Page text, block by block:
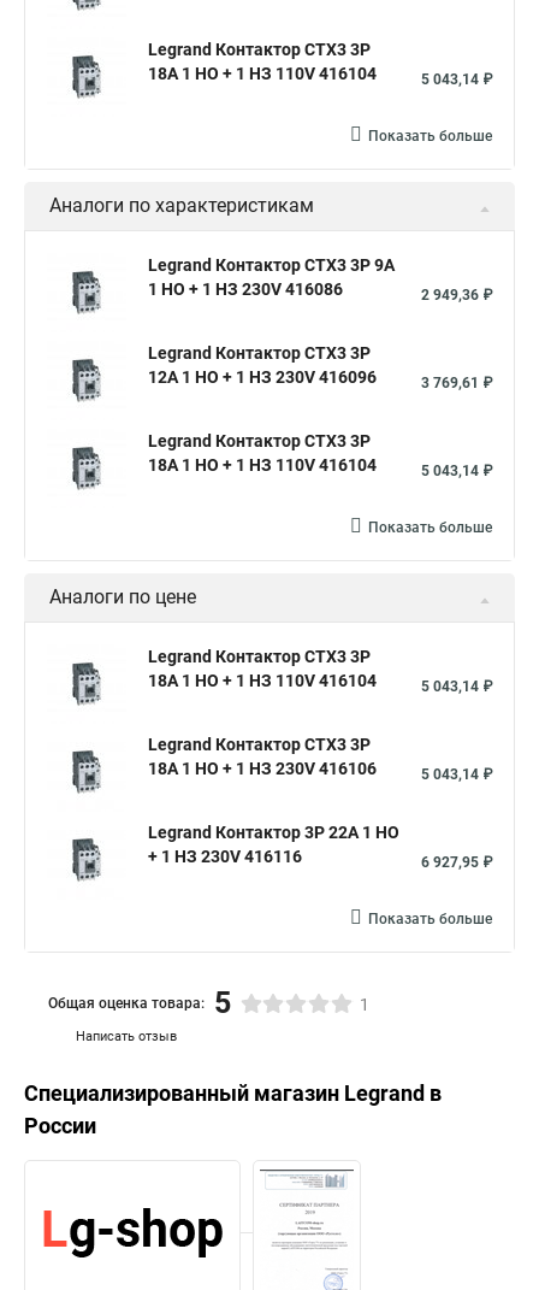
Legrand Контактор CTX3 3P
18A 1 НО + 1 НЗ 110V 416104
5 043,14 ₽
Показать больше
Аналоги по характеристикам
Legrand Контактор CTX3 3P 9A
1 НО + 1 НЗ 230V 416086
2 949,36 ₽
Legrand Контактор CTX3 3P
12A 1 НО + 1 НЗ 230V 416096
3 769,61 ₽
Legrand Контактор CTX3 3P
18A 1 НО + 1 НЗ 110V 416104
5 043,14 ₽
Показать больше
Аналоги по цене
Legrand Контактор CTX3 3P
18A 1 НО + 1 НЗ 110V 416104
5 043,14 ₽
Legrand Контактор CTX3 3P
18A 1 НО + 1 НЗ 230V 416106
5 043,14 ₽
Legrand Контактор 3P 22A 1 НО
+ 1 НЗ 230V 416116
6 927,95 ₽
Показать больше
Написать отзыв
Общая оценка товара: 5 1
Специализированный магазин Legrand в
России